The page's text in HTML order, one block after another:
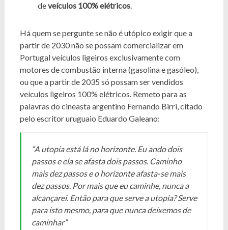
deveículos 100% elétricos.
Há quem se pergunte se não é utópico exigir que a
partir de 2030 não se possam comercializar em
Portugal veículos ligeiros exclusivamente com
motores de combustão interna (gasolina e gasóleo),
ou que a partir de 2035 só possam ser vendidos
veículos ligeiros 100% elétricos. Remeto para as
palavras do cineasta argentino Fernando Birri, citado
pelo escritor uruguaio Eduardo Galeano:
“A utopia está lá no horizonte. Eu ando dois
passos e ela se afasta dois passos. Caminho
mais dez passos e o horizonte afasta-se mais
dez passos. Por mais que eu caminhe, nunca a
alcançarei. Então para que serve a utopia? Serve
para isto mesmo, para que nunca deixemos de
caminhar”